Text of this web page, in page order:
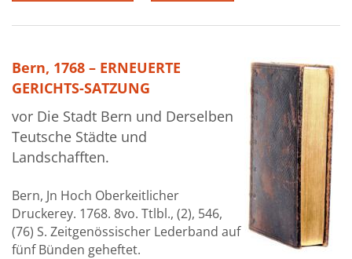
Bern, 1768 – ERNEUERTE
GERICHTS-SATZUNG
vor Die Stadt Bern und Derselben
Teutsche Städte und
Landschafften.
Bern, Jn Hoch Oberkeitlicher
Druckerey. 1768. 8vo. Ttlbl., (2), 546,
(76) S. Zeitgenössischer Lederband auf
fünf Bünden geheftet.